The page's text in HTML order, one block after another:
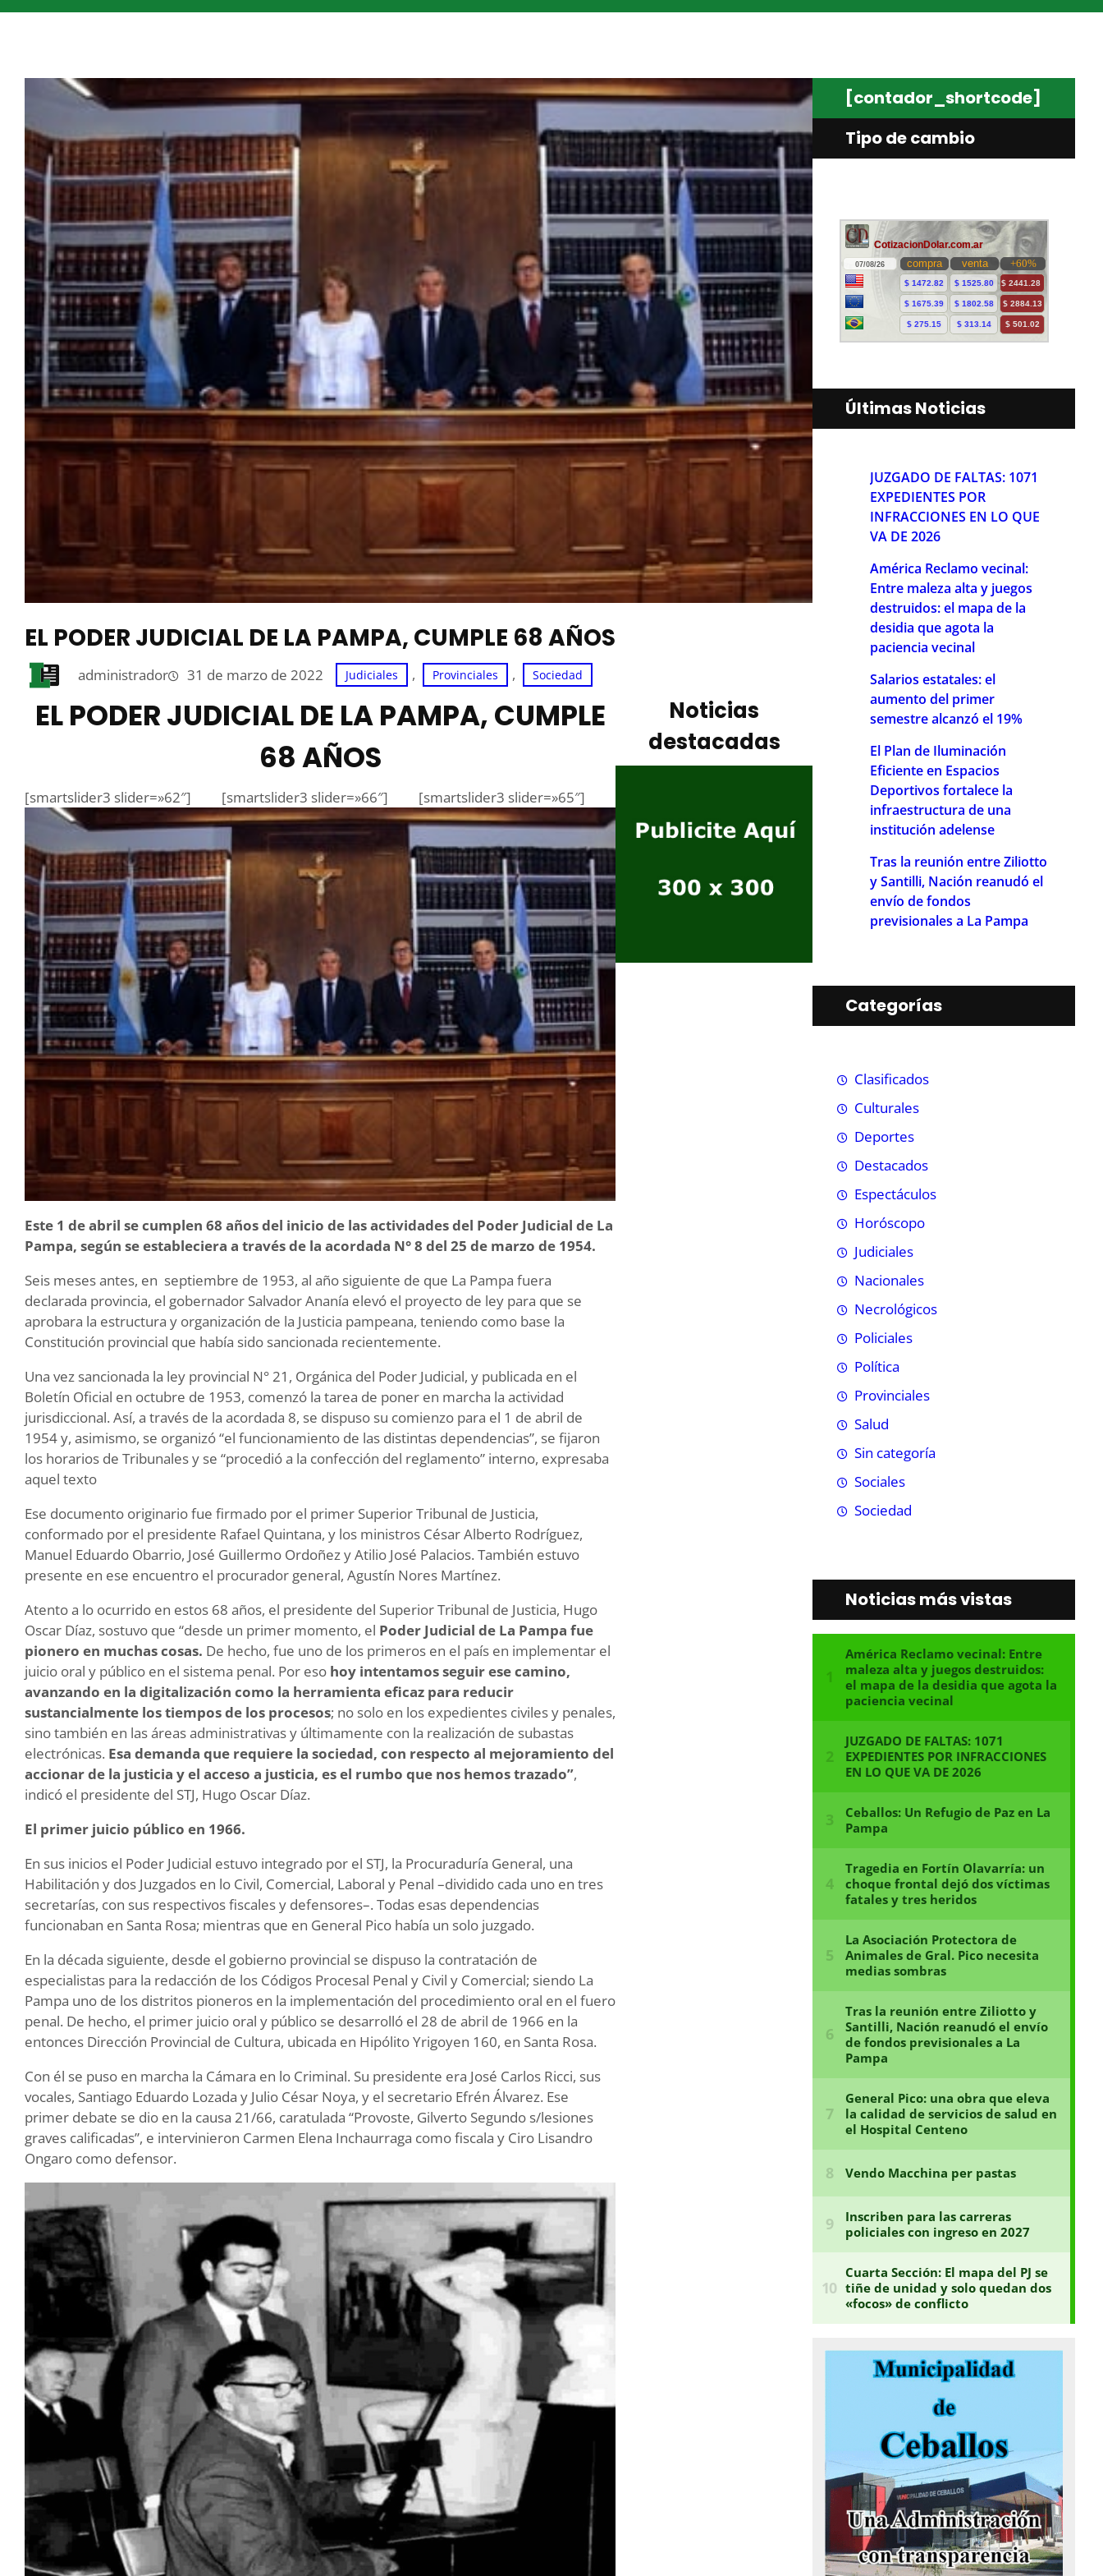
EL PODER JUDICIAL DE LA PAMPA, CUMPLE 68 AÑOS
administrador 31 de marzo de 2022 Judiciales , Provinciales , Sociedad
EL PODER JUDICIAL DE LA PAMPA, CUMPLE
68 AÑOS
[smartslider3 slider=»62″] [smartslider3 slider=»66″] [smartslider3 slider=»65″]
Este 1 de abril se cumplen 68 años del inicio de las actividades del Poder Judicial de La
Pampa, según se estableciera a través de la acordada N° 8 del 25 de marzo de 1954.
Seis meses antes, en septiembre de 1953, al año siguiente de que La Pampa fuera
declarada provincia, el gobernador Salvador Ananía elevó el proyecto de ley para que se
aprobara la estructura y organización de la Justicia pampeana, teniendo como base la
Constitución provincial que había sido sancionada recientemente.
Una vez sancionada la ley provincial N° 21, Orgánica del Poder Judicial, y publicada en el
Boletín Oficial en octubre de 1953, comenzó la tarea de poner en marcha la actividad
jurisdiccional. Así, a través de la acordada 8, se dispuso su comienzo para el 1 de abril de
1954 y, asimismo, se organizó “el funcionamiento de las distintas dependencias”, se fijaron
los horarios de Tribunales y se “procedió a la confección del reglamento” interno, expresaba
aquel texto
Ese documento originario fue firmado por el primer Superior Tribunal de Justicia,
conformado por el presidente Rafael Quintana, y los ministros César Alberto Rodríguez,
Manuel Eduardo Obarrio, José Guillermo Ordoñez y Atilio José Palacios. También estuvo
presente en ese encuentro el procurador general, Agustín Nores Martínez.
Atento a lo ocurrido en estos 68 años, el presidente del Superior Tribunal de Justicia, Hugo
Oscar Díaz, sostuvo que “desde un primer momento, el Poder Judicial de La Pampa fue
pionero en muchas cosas. De hecho, fue uno de los primeros en el país en implementar el
juicio oral y público en el sistema penal. Por eso hoy intentamos seguir ese camino,
avanzando en la digitalización como la herramienta eficaz para reducir
sustancialmente los tiempos de los procesos; no solo en los expedientes civiles y penales,
sino también en las áreas administrativas y últimamente con la realización de subastas
electrónicas. Esa demanda que requiere la sociedad, con respecto al mejoramiento del
accionar de la justicia y el acceso a justicia, es el rumbo que nos hemos trazado”,
indicó el presidente del STJ, Hugo Oscar Díaz.
El primer juicio público en 1966.
En sus inicios el Poder Judicial estuvo integrado por el STJ, la Procuraduría General, una
Habilitación y dos Juzgados en lo Civil, Comercial, Laboral y Penal –dividido cada uno en tres
secretarías, con sus respectivos fiscales y defensores–. Todas esas dependencias
funcionaban en Santa Rosa; mientras que en General Pico había un solo juzgado.
En la década siguiente, desde el gobierno provincial se dispuso la contratación de
especialistas para la redacción de los Códigos Procesal Penal y Civil y Comercial; siendo La
Pampa uno de los distritos pioneros en la implementación del procedimiento oral en el fuero
penal. De hecho, el primer juicio oral y público se desarrolló el 28 de abril de 1966 en la
entonces Dirección Provincial de Cultura, ubicada en Hipólito Yrigoyen 160, en Santa Rosa.
Con él se puso en marcha la Cámara en lo Criminal. Su presidente era José Carlos Ricci, sus
vocales, Santiago Eduardo Lozada y Julio César Noya, y el secretario Efrén Álvarez. Ese
primer debate se dio en la causa 21/66, caratulada “Provoste, Gilverto Segundo s/lesiones
graves calificadas”, e intervinieron Carmen Elena Inchaurraga como fiscala y Ciro Lisandro
Ongaro como defensor.
Noticias
destacadas
[contador_shortcode]
Tipo de cambio
Últimas Noticias
JUZGADO DE FALTAS: 1071
EXPEDIENTES POR
INFRACCIONES EN LO QUE
VA DE 2026
América Reclamo vecinal:
Entre maleza alta y juegos
destruidos: el mapa de la
desidia que agota la
paciencia vecinal
Salarios estatales: el
aumento del primer
semestre alcanzó el 19%
El Plan de Iluminación
Eficiente en Espacios
Deportivos fortalece la
infraestructura de una
institución adelense
Tras la reunión entre Ziliotto
y Santilli, Nación reanudó el
envío de fondos
previsionales a La Pampa
Categorías
Clasificados
Culturales
Deportes
Destacados
Espectáculos
Horóscopo
Judiciales
Nacionales
Necrológicos
Policiales
Política
Provinciales
Salud
Sin categoría
Sociales
Sociedad
Noticias más vistas